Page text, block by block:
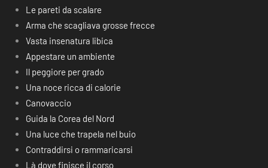
Le pareti da scalare
Arma che scagliava grosse frecce
Vasta insenatura libica
Appestare un ambiente
Il peggiore per grado
Una noce ricca di calorie
Canovaccio
Guida la Corea del Nord
Una luce che trapela nel buio
Contraddirsi o rammaricarsi
Là dove finisce il corso